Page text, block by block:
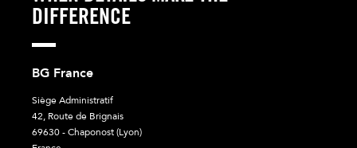
DIFFERENCE
BG France
Siège Administratif
42, Route de Brignais
69630 - Chaponost (Lyon)